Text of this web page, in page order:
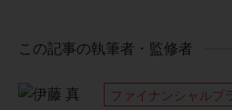
この記事の執筆者・監修者
ファイナンシャルプ